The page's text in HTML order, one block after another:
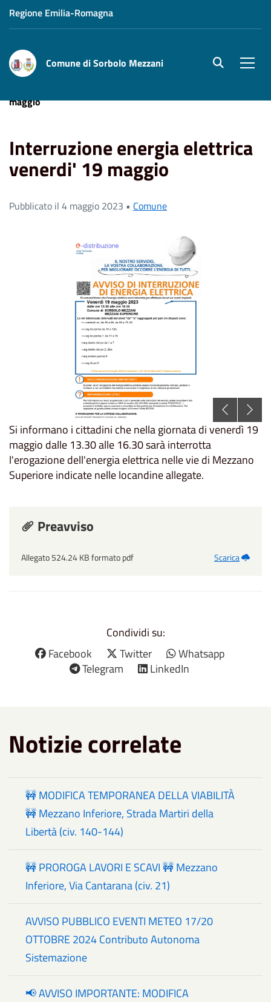
Regione Emilia-Romagna
Comune di Sorbolo Mezzani site.searc
maggio
Interruzione energia elettrica
venerdi' 19 maggio
Pubblicato il 4 maggio 2023 • Comune
Si informano i cittadini che nella giornata di venerdì 19
maggio dalle 13.30 alle 16.30 sarà interrotta
l'erogazione dell'energia elettrica nelle vie di Mezzano
Superiore indicate nelle locandine allegate.
Preavviso
Allegato 524.24 KB formato pdf Scarica
Condividi su:
Facebook
Twitter
Whatsapp
Telegram
LinkedIn
Notizie correlate
🚧 MODIFICA TEMPORANEA DELLA VIABILITÀ
🚧 Mezzano Inferiore, Strada Martiri della
Libertà (civ. 140-144)
🚧 PROROGA LAVORI E SCAVI 🚧 Mezzano
Inferiore, Via Cantarana (civ. 21)
AVVISO PUBBLICO EVENTI METEO 17/20
OTTOBRE 2024 Contributo Autonoma
Sistemazione
📢 AVVISO IMPORTANTE: MODIFICA